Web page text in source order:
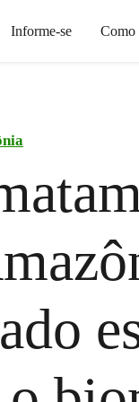
Informe-se Como